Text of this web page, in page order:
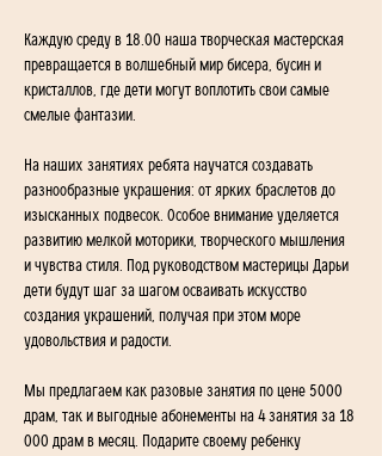
Каждую среду в 18.00 наша творческая мастерская
превращается в волшебный мир бисера, бусин и
кристаллов, где дети могут воплотить свои самые
смелые фантазии.
На наших занятиях ребята научатся создавать
разнообразные украшения: от ярких браслетов до
изысканных подвесок. Особое внимание уделяется
развитию мелкой моторики, творческого мышления
и чувства стиля. Под руководством мастерицы Дарьи
дети будут шаг за шагом осваивать искусство
создания украшений, получая при этом море
удовольствия и радости.
Мы предлагаем как разовые занятия по цене 5000
драм, так и выгодные абонементы на 4 занятия за 18
000 драм в месяц. Подарите своему ребенку